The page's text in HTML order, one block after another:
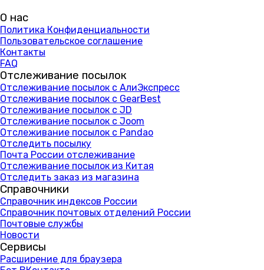
О нас
Политика Конфиденциальности
Пользовательское соглашение
Контакты
FAQ
Отслеживание посылок
Отслеживание посылок с АлиЭкспресс
Отслеживание посылок с GearBest
Отслеживание посылок с JD
Отслеживание посылок с Joom
Отслеживание посылок с Pandao
Отследить посылку
Почта России отслеживание
Отслеживание посылок из Китая
Отследить заказ из магазина
Справочники
Справочник индексов России
Справочник почтовых отделений России
Почтовые службы
Новости
Сервисы
Расширение для браузера